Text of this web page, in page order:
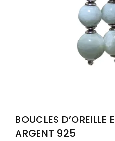
BOUCLES D’OREILLE
ARGENT 925